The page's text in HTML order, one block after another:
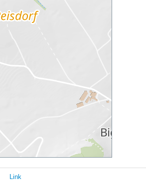
Link